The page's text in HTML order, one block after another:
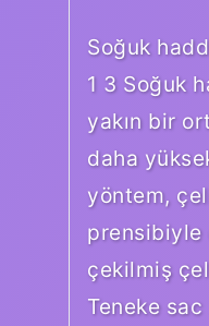
Soğuk
1 3 Soğuk
yakın bir
daha
yöntem,
prensibiyle
çekilmiş
Teneke